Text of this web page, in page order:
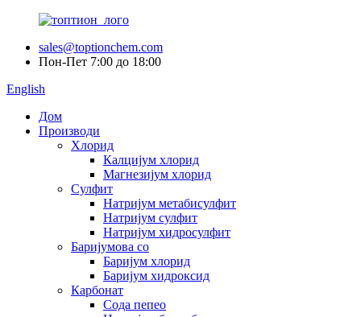
sales@toptionchem.com
Пон-Пет 7:00 до 18:00
English
Дом
Производи
Хлорид
Калцијум хлорид
Магнезијум хлорид
Сулфит
Натријум метабисулфит
Натријум сулфит
Натријум хидросулфит
Баријумова со
Баријум хлорид
Баријум хидроксид
Карбонат
Сода пепео